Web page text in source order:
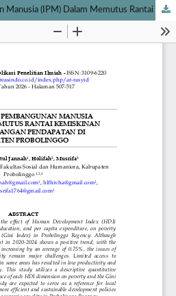
Peran Indeks Pembangunan Manusia (IPM) Dalam Memutus Rantai Kemiskinan Dan Ketimpangan Pendapatan Di Kabupaten Probolinggo